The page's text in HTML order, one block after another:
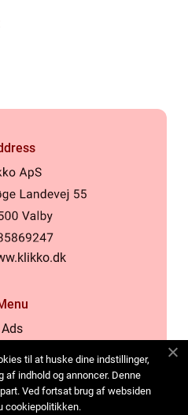
Ads
til at huske dine indstillinger,
indhold og annoncer. Denne
Ved fortsat brug af websiden
cookiepolitikken.